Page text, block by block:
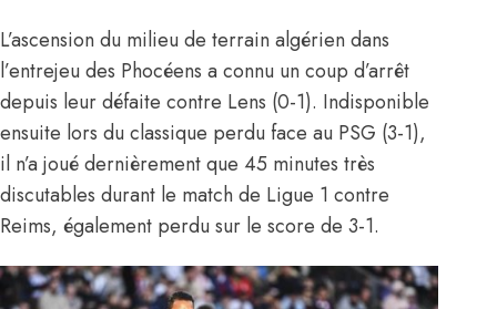
L’ascension du milieu de terrain algérien dans
l’entrejeu des Phocéens a connu un coup d’arrêt
depuis leur défaite contre Lens (0-1). Indisponible
ensuite lors du classique perdu face au PSG (3-1),
il n’a joué dernièrement que 45 minutes très
discutables durant le match de Ligue 1 contre
Reims, également perdu sur le score de 3-1.